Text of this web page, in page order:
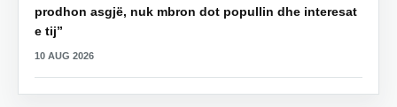
prodhon asgjë, nuk mbron dot popullin dhe interesat
e tij”
10 AUG 2026